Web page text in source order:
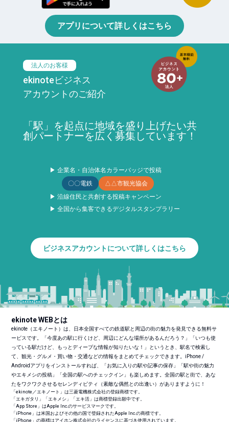
アプリについて詳しくはこちら
法人のお客様
ekinoteビジネス
アカウントのご紹介
「駅」を起点に地域を盛り上げたい共
創パートナーを広く募集しています！
▶ 企業名・自治体名カラーバッジで投稿
〇〇電鉄
△△市観光協会
▶ 沿線住民と共創する投稿キャンペーン
▶ 全国から集客できるデジタルスタンプラリー
ビジネスアカウントについて詳しくはこちら
ekinote WEBとは
ekinote（エキノート）は、日本全国すべての鉄道駅と周辺の街の魅力を発見できる無料サ
ービスです。「今度あの駅に行くけど、周辺にどんな場所があるんだろう？」「いつも使
っている駅だけど、もっとディープな情報が知りたいな！」というとき、駅名で検索し
て、観光・グルメ・買い物・交通などの情報をまとめてチェックできます。iPhone /
Androidアプリをインストールすれば、「お気に入りの駅や記事の保存」「駅や街の魅力
やエキメシの投稿」「全国の駅へのチェックイン」も楽しめます。全国の駅と街で、あな
たをワクワクさせるセレンディピティ（素敵な偶然との出逢い）がありますように！
「ekinote／エキノート」は三菱電機株式会社の登録商標です。
「エキガタリ」「エキメシ」「エキ活」は商標登録出願中です。
「App Store」はApple Inc.のサービスマークです。
「iPhone」は米国およびその他の国で登録されたApple Inc.の商標です。
「iPhone」の商標はアイホン株式会社のライセンスに基づき使用されています。